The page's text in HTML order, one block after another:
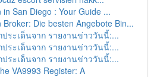
in San Diego : Your Guide ...
Broker: Die besten Angebote Bin...
ระเด็นจาก รายงานข่าววันนี้:...
ระเด็นจาก รายงานข่าววันนี้:...
ระเด็นจาก รายงานข่าววันนี้:...
VA9993 Register: A